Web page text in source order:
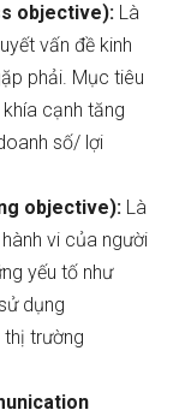
objective): Là
vấn đề kinh
phải. Mục tiêu
cạnh tăng
số/ lợi
objective): Là
vi của người
yếu tố như
dụng
trường